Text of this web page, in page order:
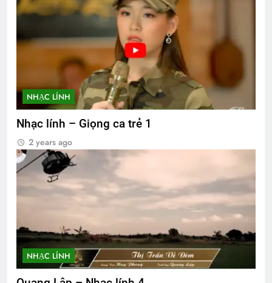
NHẠC LÍNH
Nhạc lính – Giọng ca trẻ 1
2 years ago
NHẠC LÍNH